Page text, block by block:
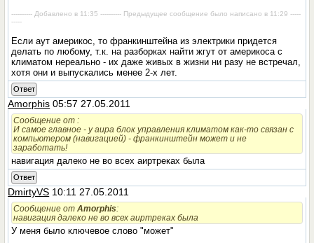
---------- Добавлено в 11:35 ---------- Предыдущее сообщение было написано в 11:29 -----
-----
Если аут америкос, то франкинштейна из электрики придется
делать по любому, т.к. на разборках найти жгут от америкоса с
климатом нереально - их даже живых в жизни ни разу не встречал,
хотя они и выпускались менее 2-х лет.
Ответ
Amorphis 05:57 27.05.2011
Сообщение от :
И самое главное - у аира блок управления климатом как-то связан с
компьютером (навигацией) - франкинштейн может и не
заработать!
навигация далеко не во всех аиртреках была
Ответ
DmirtyVS 10:11 27.05.2011
Сообщение отAmorphis:
навигация далеко не во всех аиртреках была
У меня было ключевое слово "может"